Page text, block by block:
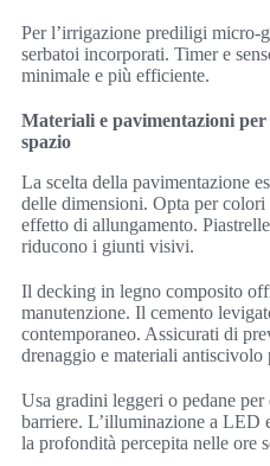
Per l’irrigazione prediligi micro-
serbatoi incorporati. Timer e
minimale e più efficiente.
Materiali e pavimentazioni
spazio
La scelta della pavimentazione
delle dimensioni. Opta per
effetto di allungamento.
riducono i giunti visivi.
Il decking in legno composito
manutenzione. Il cemento
contemporaneo. Assicurati di
drenaggio e materiali antiscivolo
Usa gradini leggeri o pedane
barriere. L’illuminazione a LED
la profondità percepita nelle ore